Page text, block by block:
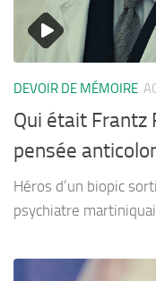
DEVOIR DE MÉMOIRE
Qui était Frantz
pensée
Héros d’un biopic
psychiatre